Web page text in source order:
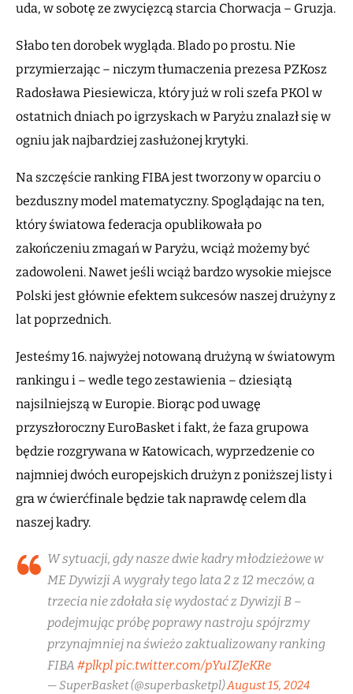
uda, w sobotę ze zwycięzcą starcia Chorwacja – Gruzja.
Słabo ten dorobek wygląda. Blado po prostu. Nie
przymierzając – niczym tłumaczenia prezesa PZKosz
Radosława Piesiewicza, który już w roli szefa PKOl w
ostatnich dniach po igrzyskach w Paryżu znalazł się w
ogniu jak najbardziej zasłużonej krytyki.
Na szczęście ranking FIBA jest tworzony w oparciu o
bezduszny model matematyczny. Spoglądając na ten,
który światowa federacja opublikowała po
zakończeniu zmagań w Paryżu, wciąż możemy być
zadowoleni. Nawet jeśli wciąż bardzo wysokie miejsce
Polski jest głównie efektem sukcesów naszej drużyny z
lat poprzednich.
Jesteśmy 16. najwyżej notowaną drużyną w światowym
rankingu i – wedle tego zestawienia – dziesiątą
najsilniejszą w Europie. Biorąc pod uwagę
przyszłoroczny EuroBasket i fakt, że faza grupowa
będzie rozgrywana w Katowicach, wyprzedzenie co
najmniej dwóch europejskich drużyn z poniższej listy i
gra w ćwierćfinale będzie tak naprawdę celem dla
naszej kadry.
W sytuacji, gdy nasze dwie kadry młodzieżowe w
ME Dywizji A wygrały tego lata 2 z 12 meczów, a
trzecia nie zdołała się wydostać z Dywizji B –
podejmując próbę poprawy nastroju spójrzmy
przynajmniej na świeżo zaktualizowany ranking
FIBA #plkpl pic.twitter.com/pYuIZJeKRe
— SuperBasket (@superbasketpl)August 15, 2024